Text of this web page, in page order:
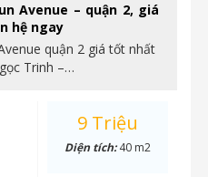
Avenue – quận 2, giá
hệ ngay
quận 2 giá tốt nhất
Trinh –…
9 Triệu
Diện tích:40 m2